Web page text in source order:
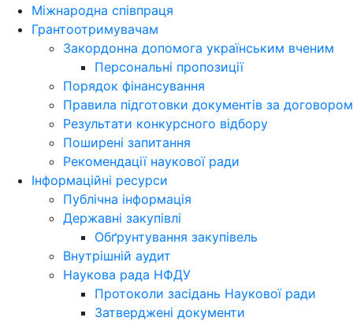
Міжнародна співпраця
Грантоотримувачам
Закордонна допомога українським вченим
Персональні пропозиції
Порядок фінансування
Правила підготовки документів за договором
Результати конкурсного відбору
Поширені запитання
Рекомендації наукової ради
Інформаційні ресурси
Публічна інформація
Державні закупівлі
Обґрунтування закупівель
Внутрішній аудит
Наукова рада НФДУ
Протоколи засідань Наукової ради
Затверджені документи